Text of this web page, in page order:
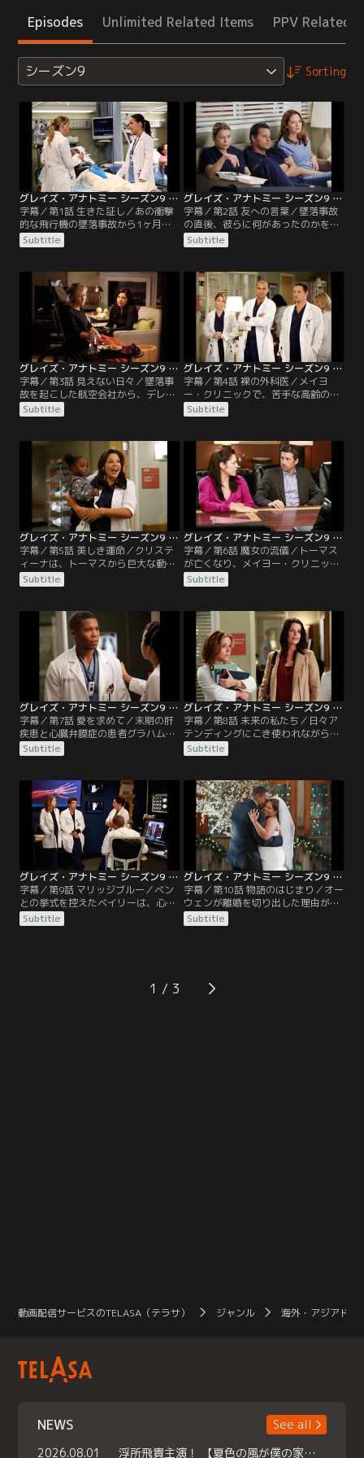
Episodes Unlimited Related Items PPV Related
シーズン9 Sorting
グレイズ・アナトミー シーズン9 第01話／字幕
字幕／第1話 生きた証し／あの衝撃
的な飛行機の墜落事故から1ヶ月。
今やアテンディングとしてインター
ンを指導する立場となったメレディ
呼ばれるほど恐れられる存在とな
る。親友のクリスティーナはミネソ
タ州のメイヨー・クリニックに移
り、アレックスもホプキンス行きが
決まって、メレディスは1人残され
る孤独を味わう。
Subtitle
グレイズ・アナトミー シーズン9 第02話／字幕
字幕／第2話 友への言葉／墜落事故
の直後、彼らに何があったのかを、
フラッシュバックで描く衝撃のエピ
ソード。仲間を救うために4日間不
ナは、その壮絶な体験から強いショ
ック症状に陥り、一言も言葉を発さ
なくなる。このままでは精神科に移
されてしまうため、メレディスたち
は懸命にクリスティーナに呼びかけ
るが…。
Subtitle
グレイズ・アナトミー シーズン9 第03話／字幕
字幕／第3話 見えない日々／墜落事
故を起こした航空会社から、デレク
たちへ莫大な和解金が提示された。
条件は、全員一致で和解案を受け入
いこと。皆が前向きに和解案を検討
しはじめる中、決断を迷うデレク
は、改めて事故機の残骸を見に行
き、再発防止のためにも事故原因を
徹底的に追及すべきだという思いを
新たにする。
Subtitle
グレイズ・アナトミー シーズン9 第04話／字幕
字幕／第4話 裸の外科医／メイヨ
ー・クリニックで、苦手な高齢の医
師トーマスと組まされることになっ
たクリスティーナ。だがオペで彼の
スも墜落事故の経験者であることが
分かり、彼に大きな信頼を寄せはじ
める。そんな矢先に、上司のパーカ
ーがトーマスを引退に追い込もうと
していることが発覚する。
Subtitle
グレイズ・アナトミー シーズン9 第05話／字幕
字幕／第5話 美しき運命／クリステ
ィーナは、トーマスから巨大な動脈
瘤の修復と心疾患の治療という2つ
のオペに誘われて大喜び。最初のオ
うハプニングが起きるが、トーマス
の追放を目論むパーカーをクリステ
ィーナが説得し、なんとか2つめの
オペに入る。ところが、今度はオペ
中にトーマスが倒れてしまい…。
Subtitle
グレイズ・アナトミー シーズン9 第06話／字幕
字幕／第6話 魔女の流儀／トーマス
が亡くなり、メイヨー・クリニック
にいる意味が見いだせなくなったク
リスティーナが、心臓外科のフェロ
ろが新任の心臓外科チーフのラッセ
ルは、クリスティーナの腕を買い、
好きにしていいと放任する。トーマ
スの教えを胸に、クリスティーナは
インターンたちをこき使いながら、
彼らの意欲を駆り立てていく。
Subtitle
グレイズ・アナトミー シーズン9 第07話／字幕
字幕／第7話 愛を求めて／末期の肝
疾患と心臓弁膜症の患者グラハムに
理想的な肝臓が見つかり、移植を受
けることが決まった。長年グラハム
ティーナたちと共に、万全を期して
肝臓移植と弁置換の同時オペに挑
む。ところが新たな肝臓は適合せ
ず、余命が僅かだと知ったグラハム
は、フランクと残された時間を添い
遂げたいと申し出る。
Subtitle
グレイズ・アナトミー シーズン9 第08話／字幕
字幕／第8話 未来の私たち／日々ア
テンディングにこき使われながら
も、少しずつ成長するインターンた
ちの新たな1日がはじまった。ステ
の下で心臓移植待ちの2組の新生児
を担当する。クリスティーナに気に
入られていると自負するステファニ
ーに負けないようリアも意地を見
せ、過剰にライバル心を燃やす2
人。ところが…。
Subtitle
グレイズ・アナトミー シーズン9 第09話／字幕
字幕／第9話 マリッジブルー／ベン
との挙式を控えたベイリーは、心の
奥で二度目の結婚に不安を抱きなが
ら、仕事に没頭することでそれを忘
してしまう。花嫁に対する皆からの
祝福さえ素直に受け取れないベイリ
Subtitle
グレイズ・アナトミー シーズン9 第10話／字幕
字幕／第10話 物語のはじまり／オー
ウェンが離婚を切り出した理由が、
訴訟のためだったと知ったクリステ
ィーナは、本当は自分もやり直した
けるだけだと実感する2人は、驚く
べき決断をする。一方カリーは、ベ
Subtitle
1
動画配信サービスのTELASA（テラサ） ジャンル 海外・アジアドラ
NEWS
See all
2026.08.01
浮所飛貴主演！ 【夏色の風が僕の家にやってきた】 本日よりテラサで独占配信スタート！